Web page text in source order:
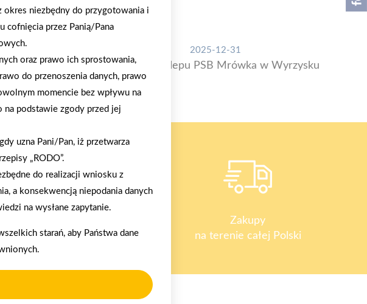
Sieć kończy
rebrandingu
2025-12-31
Otwarcie sklepu PSB Mrówka w Wyrzysku
telefoniczne
Zakupy
na terenie całej Polski
okres niezbędny do przygotowania i
cofnięcia przez Panią/Pana
oraz prawo ich sprostowania,
do przenoszenia danych, prawo
momencie bez wpływu na
na podstawie zgody przed jej
uzna Pani/Pan, iż przetwarza
„RODO”.
do realizacji wniosku z
a konsekwencją niepodania danych
na wysłane zapytanie.
starań, aby Państwa dane